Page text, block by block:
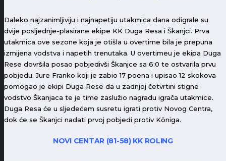
Daleko najzanimljiviju i najnapetiju utakmica dana odigrale su
dvije posljednje-plasirane ekipe KK Duga Resa i Škanjci. Prva
utakmica ove sezone koja je otišla u overtime bila je prepuna
izmijena vodstva i napetih trenutaka. U overtimeu je ekipa Duga
Rese dovršila posao pobjedivši Škanjce sa 6:0 te ostvarila prvu
pobjedu. Jure Franko koji je zabio 17 poena i upisao 12 skokova
pomogao je ekipi Duga Rese da u zadnjoj četvrtini stigne
vodstvo Škanjaca te je time zaslužio nagradu igrača utakmice.
Duga Resa će u sljedećem susretu igrati protiv Novog Centra,
dok će se Škanjci nadati prvoj pobjedi protiv Königa.
NOVI CENTAR (81-58) KK ROLING